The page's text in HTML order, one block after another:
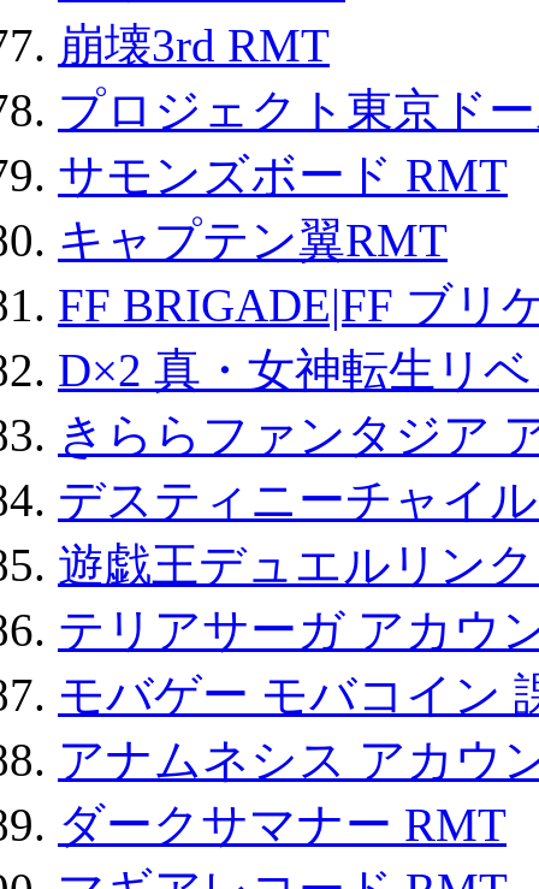
崩壊3rd RMT
プロジェクト東京ド
サモンズボード RMT
キャプテン翼RMT
FF BRIGADE|FF ブリ
D×2 真・女神転生リ
きららファンタジア
デスティニーチャイ
遊戯王デュエルリン
テリアサーガ アカウ
モバゲー モバコイン
アナムネシス アカウ
ダークサマナー RMT